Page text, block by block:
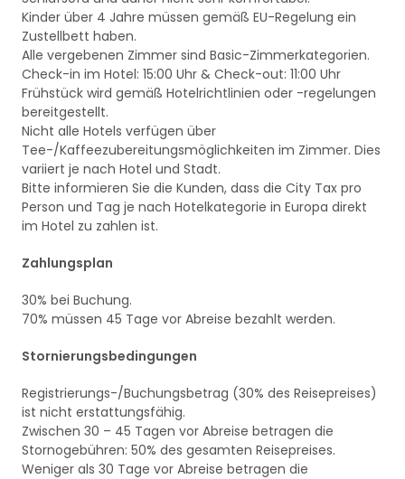
Kinder über 4 Jahre müssen gemäß EU-Regelung ein
Zustellbett haben.
Alle vergebenen Zimmer sind Basic-Zimmerkategorien.
Check-in im Hotel: 15:00 Uhr & Check-out: 11:00 Uhr
Frühstück wird gemäß Hotelrichtlinien oder -regelungen
bereitgestellt.
Nicht alle Hotels verfügen über
Tee-/Kaffeezubereitungsmöglichkeiten im Zimmer. Dies
variiert je nach Hotel und Stadt.
Bitte informieren Sie die Kunden, dass die City Tax pro
Person und Tag je nach Hotelkategorie in Europa direkt
im Hotel zu zahlen ist.
Zahlungsplan
30% bei Buchung.
70% müssen 45 Tage vor Abreise bezahlt werden.
Stornierungsbedingungen
Registrierungs-/Buchungsbetrag (30% des Reisepreises)
ist nicht erstattungsfähig.
Zwischen 30 – 45 Tagen vor Abreise betragen die
Stornogebühren: 50% des gesamten Reisepreises.
Weniger als 30 Tage vor Abreise betragen die